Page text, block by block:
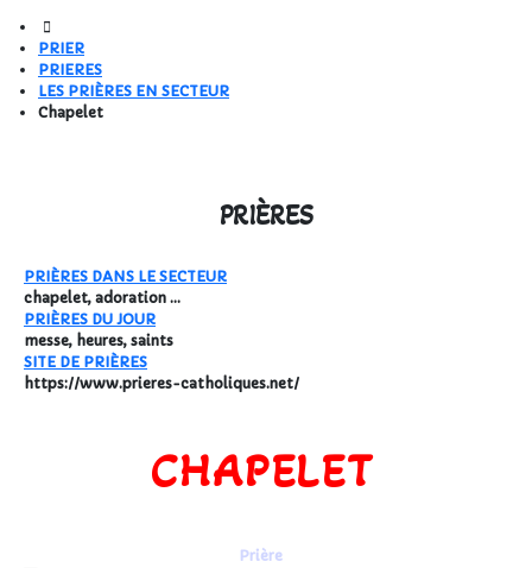
PRIER
PRIERES
LES PRIÈRES EN SECTEUR
Chapelet
PRIÈRES
PRIÈRES DANS LE SECTEUR
chapelet, adoration ...
PRIÈRES DU JOUR
messe, heures, saints
SITE DE PRIÈRES
https://www.prieres-catholiques.net/
CHAPELET
Prière